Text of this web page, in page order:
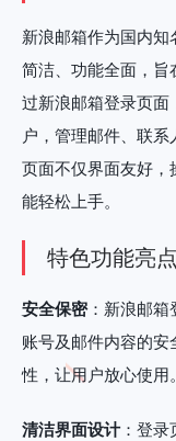
新浪邮箱作为国内
简洁、功能全面，旨
过新浪邮箱登录页面
户，管理邮件、联
页面不仅界面友好
能轻松上手。
特色功能亮点
安全保密：新浪邮箱
账号及邮件内容的
性，让用户放心使用。
清洁界面设计：登录